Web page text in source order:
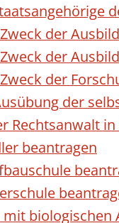
der
der
der
der
Rechtsanwalt
beantragen
biologischen